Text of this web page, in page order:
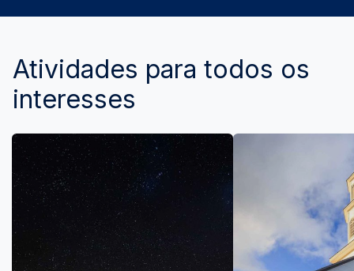
Atividades para todos os
interesses